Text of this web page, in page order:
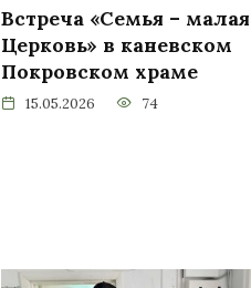
Встреча «Семья – малая
Церковь» в каневском
Покровском храме
15.05.2026 74